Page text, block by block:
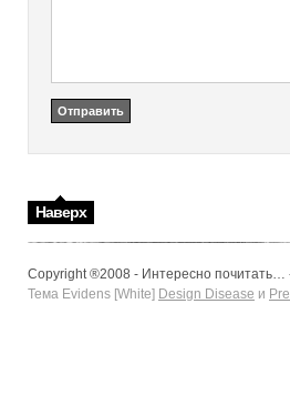
Наверх
Copyright ®2008 - Интересно почитать…
Тема Evidens [White] Design Disease и